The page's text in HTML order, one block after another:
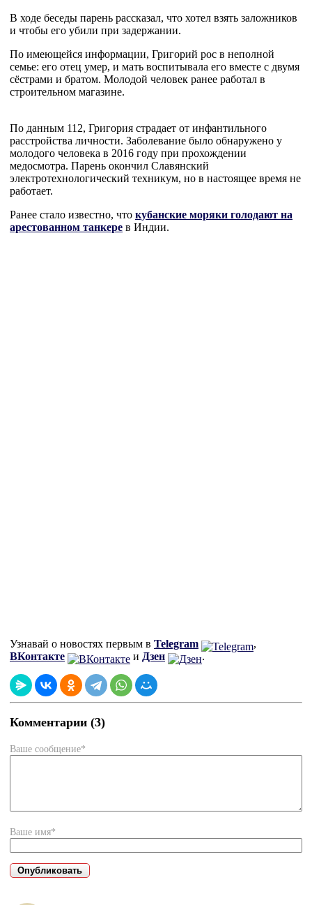
В ходе беседы парень рассказал, что хотел взять заложников
и чтобы его убили при задержании.
По имеющейся информации, Григорий рос в неполной
семье: его отец умер, и мать воспитывала его вместе с двумя
сёстрами и братом. Молодой человек ранее работал в
строительном магазине.
По данным 112, Григория страдает от инфантильного
расстройства личности. Заболевание было обнаружено у
молодого человека в 2016 году при прохождении
медосмотра. Парень окончил Славянский
электротехнологический техникум, но в настоящее время не
работает.
Ранее стало известно, что кубанские моряки голодают на
арестованном танкере в Индии.
Узнавай о новостях первым в Telegram
,
ВКонтакте
и Дзен .
Комментарии (3)
Ваше сообщение*
Ваше имя*